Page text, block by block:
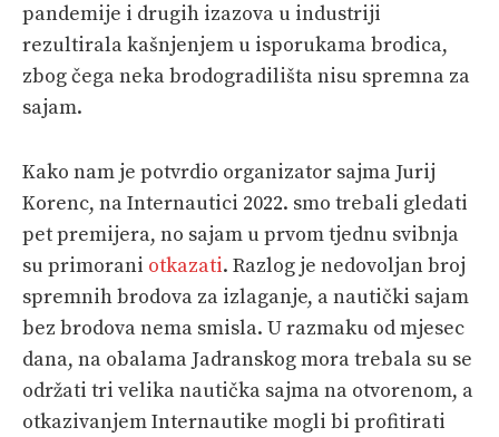
pandemije i drugih izazova u industriji
rezultirala kašnjenjem u isporukama brodica,
zbog čega neka brodogradilišta nisu spremna za
sajam.
Kako nam je potvrdio organizator sajma Jurij
Korenc, na Internautici 2022. smo trebali gledati
pet premijera, no sajam u prvom tjednu svibnja
su primorani otkazati. Razlog je nedovoljan broj
spremnih brodova za izlaganje, a nautički sajam
bez brodova nema smisla. U razmaku od mjesec
dana, na obalama Jadranskog mora trebala su se
održati tri velika nautička sajma na otvorenom, a
otkazivanjem Internautike mogli bi profitirati